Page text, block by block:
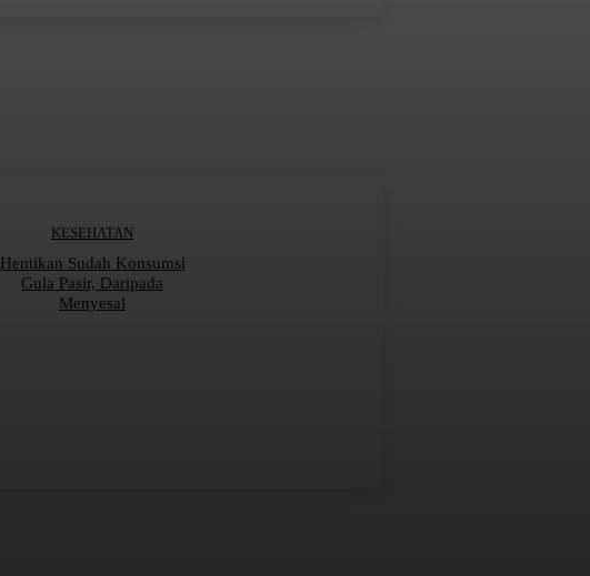
KESEHATAN
Hentikan Sudah Konsumsi
Gula Pasir, Daripada
Menyesal